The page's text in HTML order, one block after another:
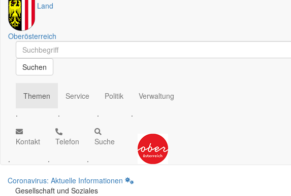
Land
Oberösterreich
Schnellsuche
Schnellsuche
Suchen
Themen
.
Service
.
Politik
.
Verwaltung
.
Kontakt
.
Telefon
.
Suche
.
Coronavirus: Aktuelle Informationen
Gesellschaft und Soziales